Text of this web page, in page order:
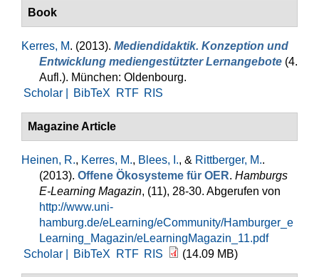
Book
Kerres, M. (2013). Mediendidaktik. Konzeption und
Entwicklung mediengestützter Lernangebote (4.
Aufl.). München: Oldenbourg.
Scholar |
BibTeX RTF RIS
Magazine Article
Heinen, R., Kerres, M., Blees, I., & Rittberger, M..
(2013). Offene Ökosysteme für OER. Hamburgs
E-Learning Magazin, (11), 28-30. Abgerufen von
http://www.uni-
hamburg.de/eLearning/eCommunity/Hamburger_e
Learning_Magazin/eLearningMagazin_11.pdf
Scholar |
BibTeX RTF RIS (14.09 MB)